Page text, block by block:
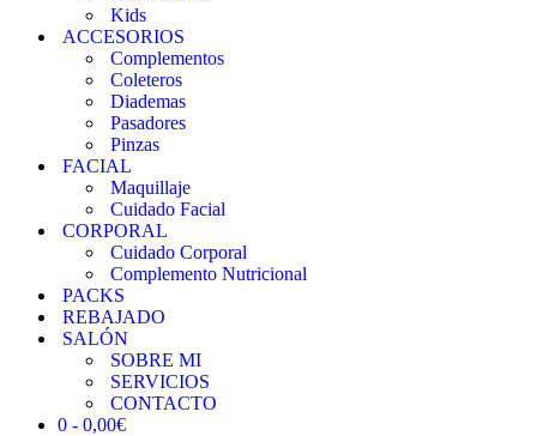
Kids
ACCESORIOS
Complementos
Coleteros
Diademas
Pasadores
Pinzas
FACIAL
Maquillaje
Cuidado Facial
CORPORAL
Cuidado Corporal
Complemento Nutricional
PACKS
REBAJADO
SALÓN
SOBRE MI
SERVICIOS
CONTACTO
0 - 0,00€